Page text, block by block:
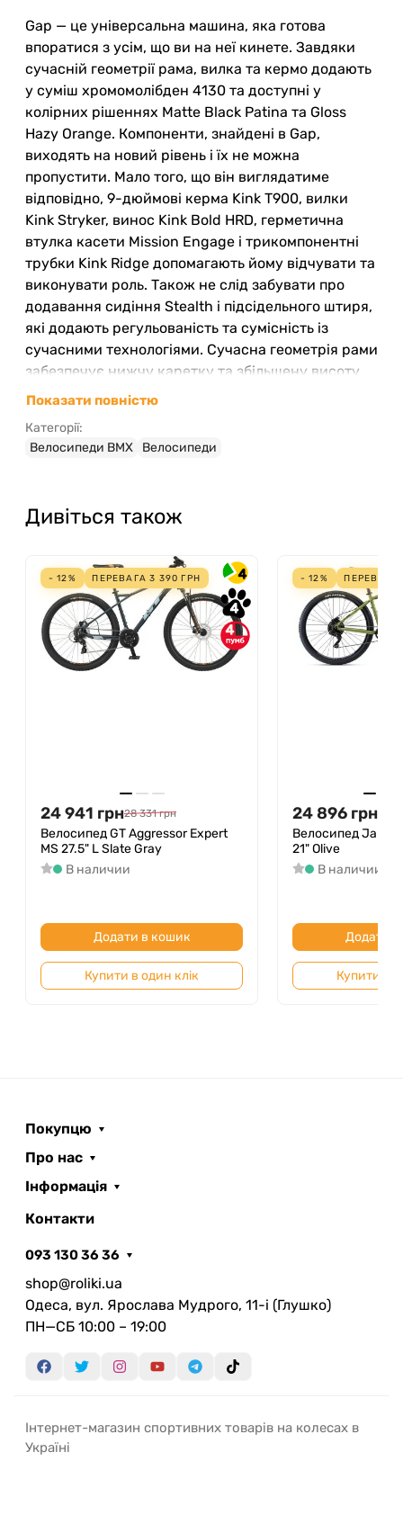
Gap — це універсальна машина, яка готова
впоратися з усім, що ви на неї кинете. Завдяки
сучасній геометрії рама, вилка та кермо додають
у суміш хромомолібден 4130 та доступні у
колірних рішеннях Matte Black Patina та Gloss
Hazy Orange. Компоненти, знайдені в Gap,
виходять на новий рівень і їх не можна
пропустити. Мало того, що він виглядатиме
відповідно, 9-дюймові керма Kink T900, вилки
Kink Stryker, винос Kink Bold HRD, герметична
втулка касети Mission Engage і трикомпонентні
трубки Kink Ridge допомагають йому відчувати та
виконувати роль. Також не слід забувати про
додавання сидіння Stealth і підсідельного штиря,
які додають регульованість та сумісність із
сучасними технологіями. Сучасна геометрія рами
забезпечує нижчу каретку та збільшену висоту
стійки Gap для стабільної їзди.
Показати повністю
Категорії:
Велосипеди BMX
Велосипеди
Дивіться також
4
4
4
- 12% ПЕРЕВАГА3 390 ГРН
24 941 грн28 331 грн
Велосипед GT Aggressor Expert
MS 27.5" L Slate Gray
В наличии
Додати в кошик
Купити в один клік
- 12% ПЕРЕВАГА
24 896 грн
Велосипед Jamis
21" Olive
В наличии
Додати
Купити в
Покупцю
Про нас
Інформація
Контакти
093 130 36 36
shop@roliki.ua
Одеса, вул. Ярослава Мудрого, 11-i (Глушко)
ПН—СБ 10:00 – 19:00
Інтернет-магазин спортивних товарів на колесах в
Україні